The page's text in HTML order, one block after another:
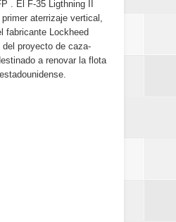
. El F-35 Ligthning II
aterrizaje vertical,
fabricante Lockheed
del proyecto de caza-
a renovar la flota